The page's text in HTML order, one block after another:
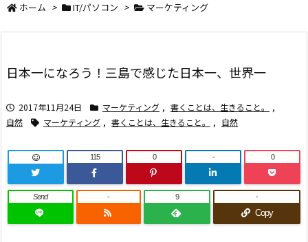
ホーム > IT/パソコン > マーケティング
日本一になろう！三島で感じた日本一、世界一
2017年11月24日 マーケティング , 書くことは、生きること。
,
自然
マーケティング , 書くことは、生きること。 , 自然
115 0 - 0
Send - 9
Copy
-